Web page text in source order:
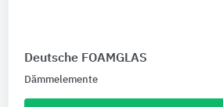
Deutsche FOAMGLAS
Dämmelemente